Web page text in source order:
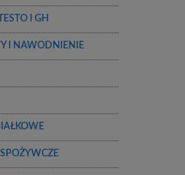
I GH
I NAWODNIENIE